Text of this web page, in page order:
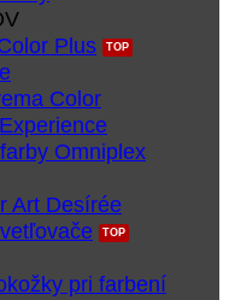
Plus
Color
Omniplex
Art Desírée
pri farbení